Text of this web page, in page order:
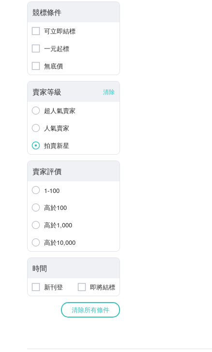
競標條件
可立即結標
一元起標
無底價
賣家等級 清除
超人氣賣家
人氣賣家
拍賣新星
賣家評價
1-100
高於100
高於1,000
高於10,000
時間
新刊登 即將結標
清除所有條件